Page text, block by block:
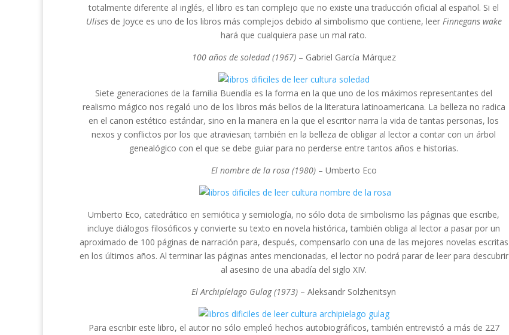
totalmente diferente al inglés, el libro es tan complejo que no existe una traducción oficial al español. Si el
Ulisesde Joyce es uno de los libros más complejos debido al simbolismo que contiene, leer Finnegans wake
hará que cualquiera pase un mal rato.
100 años de soledad (1967) – Gabriel García Márquez
Siete generaciones de la familia Buendía es la forma en la que uno de los máximos representantes del
realismo mágico nos regaló uno de los libros más bellos de la literatura latinoamericana. La belleza no radica
en el canon estético estándar, sino en la manera en la que el escritor narra la vida de tantas personas, los
nexos y conflictos por los que atraviesan; también en la belleza de obligar al lector a contar con un árbol
genealógico con el que se debe guiar para no perderse entre tantos años e historias.
El nombre de la rosa (1980)– Umberto Eco
Umberto Eco, catedrático en semiótica y semiología, no sólo dota de simbolismo las páginas que escribe,
incluye diálogos filosóficos y convierte su texto en novela histórica, también obliga al lector a pasar por un
aproximado de 100 páginas de narración para, después, compensarlo con una de las mejores novelas escritas
en los últimos años. Al terminar las páginas antes mencionadas, el lector no podrá parar de leer para descubrir
al asesino de una abadía del siglo XIV.
El Archipíelago Gulag (1973) – Aleksandr Solzhenitsyn
Para escribir este libro, el autor no sólo empleó hechos autobiográficos, también entrevistó a más de 227